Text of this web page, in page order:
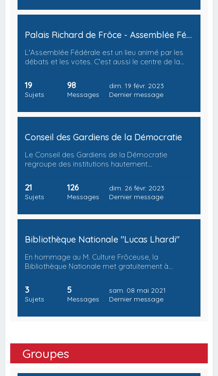
Palais Richard de Frôce - Assemblée Fédérale
L'Assemblée Fédérale est un lieu animé par les
débats et les votes. C'est aussi le centre de la…
19
Sujets
98
Messages
dim. 19 févr. 2023
Dernier message
Conseil des Gardiens de la Démocratie
Le Conseil des Gardiens de la Démocratie
regroupe des institutions hautement…
21
Sujets
126
Messages
dim. 26 févr. 2023
Dernier message
Bibliothèque Nationale "Lucas Lhardi"
En hommage au M. Culture Frôceuse, la
Bibliothèque Nationale met gratuitement à…
3
Sujets
5
Messages
sam. 08 mai 2021
Dernier message
Groupes